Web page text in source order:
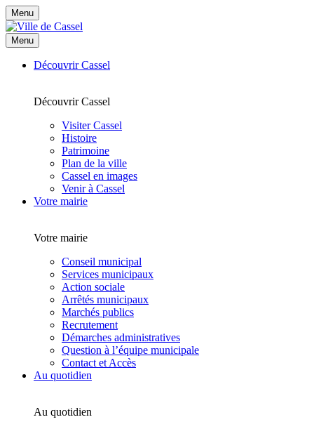
Menu
Menu
Découvrir Cassel
Découvrir Cassel
Visiter Cassel
Histoire
Patrimoine
Plan de la ville
Cassel en images
Venir à Cassel
Votre mairie
Votre mairie
Conseil municipal
Services municipaux
Action sociale
Arrêtés municipaux
Marchés publics
Recrutement
Démarches administratives
Question à l’équipe municipale
Contact et Accès
Au quotidien
Au quotidien